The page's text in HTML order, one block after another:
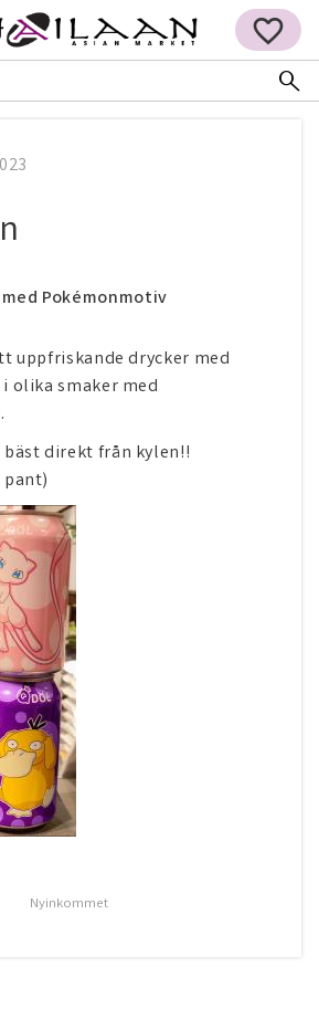
FAVORITER
Pokémonmotiv
uppfriskande drycker med
olika smaker med
bäst direkt från kylen!!
Nyinkommet